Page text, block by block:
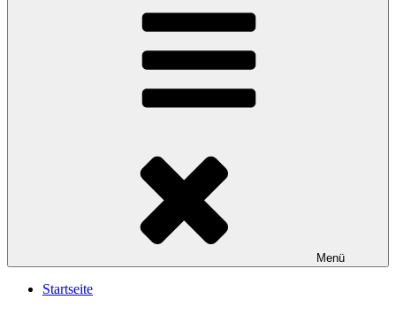
Menü
Startseite